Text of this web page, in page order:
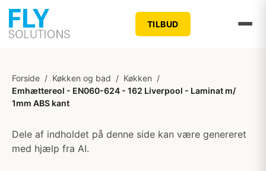
TILBUD
Forside / Køkken og bad / Køkken /
Emhættereol - EN060-624 - 162 Liverpool - Laminat m/
1mm ABS kant
Dele af indholdet på denne side kan være genereret
med hjælp fra AI.